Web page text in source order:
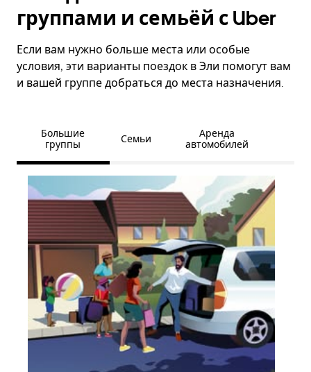
группами и семьёй с Uber
Если вам нужно больше места или особые
условия, эти варианты поездок в Эли помогут вам
и вашей группе добраться до места назначения.
Большие
группы
Семьи
Аренда
автомобилей